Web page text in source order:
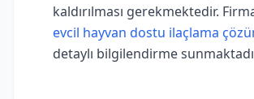
kaldırılması gerekmektedir.
evcil hayvan dostu ilaçlama
detaylı bilgilendirme